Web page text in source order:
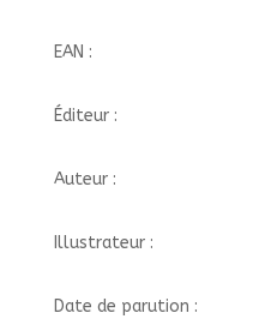
EAN :
Éditeur :
Auteur :
Illustrateur :
Date de parution :